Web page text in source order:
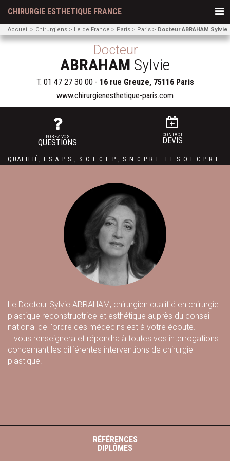
CHIRURGIE ESTHETIQUE FRANCE
Accueil Chirurgiens Ile de France Paris Paris Docteur ABRAHAM Sylvie
Docteur
ABRAHAM Sylvie
T. 01 47 27 30 00 - 16 rue Greuze, 75116 Paris
www.chirurgienesthetique-paris.com
POSEZ VOS
QUESTIONS
CONTACT
DEVIS
QUALIFIÉ, I.S.A.P.S. , S.O.F.C.E.P., S.N.C.P.R.E. ET S.O.F.C.P.R.E.
Le Docteur Sylvie ABRAHAM, chirurgien qualifié en chirurgie
plastique reconstructrice et esthétique auprès du conseil
national de l'ordre des médecins est à votre écoute.
Il vous renseignera et répondra à toutes vos interrogations
concernant les différentes interventions de chirurgie
plastique.
RÉFÉRENCES
DIPLÔMES